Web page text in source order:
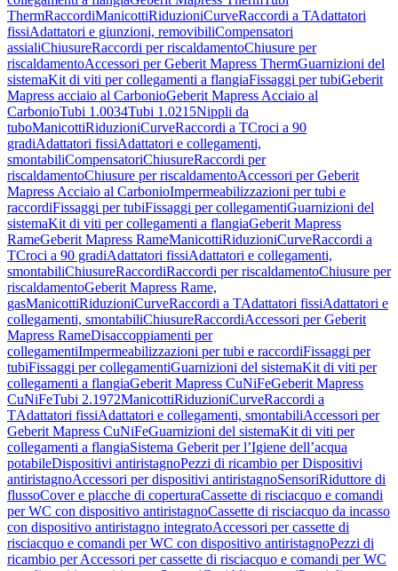
ThermRaccordiManicottiRiduzioniCurveRaccordi a TAdattatori
fissiAdattatori e giunzioni, removibiliCompensatori
assialiChiusureRaccordi per riscaldamentoChiusure per
riscaldamentoAccessori per Geberit Mapress ThermGuarnizioni del
sistemaKit di viti per collegamenti a flangiaFissaggi per tubiGeberit
Mapress acciaio al CarbonioGeberit Mapress Acciaio al
CarbonioTubi 1.0034Tubi 1.0215Nippli da
tuboManicottiRiduzioniCurveRaccordi a TCroci a 90
gradiAdattatori fissiAdattatori e collegamenti,
smontabiliCompensatoriChiusureRaccordi per
riscaldamentoChiusure per riscaldamentoAccessori per Geberit
Mapress Acciaio al CarbonioImpermeabilizzazioni per tubi e
raccordiFissaggi per tubiFissaggi per collegamentiGuarnizioni del
sistemaKit di viti per collegamenti a flangiaGeberit Mapress
RameGeberit Mapress RameManicottiRiduzioniCurveRaccordi a
TCroci a 90 gradiAdattatori fissiAdattatori e collegamenti,
smontabiliChiusureRaccordiRaccordi per riscaldamentoChiusure per
riscaldamentoGeberit Mapress Rame,
gasManicottiRiduzioniCurveRaccordi a TAdattatori fissiAdattatori e
collegamenti, smontabiliChiusureRaccordiAccessori per Geberit
Mapress RameDisaccoppiamenti per
collegamentiImpermeabilizzazioni per tubi e raccordiFissaggi per
tubiFissaggi per collegamentiGuarnizioni del sistemaKit di viti per
collegamenti a flangiaGeberit Mapress CuNiFeGeberit Mapress
CuNiFeTubi 2.1972ManicottiRiduzioniCurveRaccordi a
TAdattatori fissiAdattatori e collegamenti, smontabiliAccessori per
Geberit Mapress CuNiFeGuarnizioni del sistemaKit di viti per
collegamenti a flangiaSistema Geberit per l’Igiene dell’acqua
potabileDispositivi antiristagnoPezzi di ricambio per Dispositivi
antiristagnoAccessori per dispositivi antiristagnoSensoriRiduttore di
flussoCover e placche di coperturaCassette di risciacquo e comandi
per WC con dispositivo antiristagnoCassette di risciacquo da incasso
con dispositivo antiristagno integratoAccessori per cassette di
risciacquo e comandi per WC con dispositivo antiristagnoPezzi di
ricambio per Accessori per cassette di risciacquo e comandi per WC